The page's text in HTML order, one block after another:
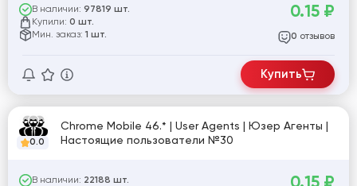
В наличии: 97819 шт.
Купили: 0 шт.
Мин. заказ: 1 шт.
0.15 ₽
0 отзывов
Купить
0.0
Chrome Mobile 46.* | User Agents | Юзер Агенты |
Настоящие пользователи №30
В наличии: 22188 шт.